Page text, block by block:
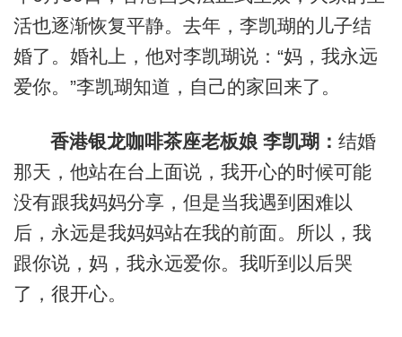
活也逐渐恢复平静。去年，李凯瑚的儿子结
婚了。婚礼上，他对李凯瑚说：“妈，我永远
爱你。”李凯瑚知道，自己的家回来了。
香港银龙咖啡茶座老板娘 李凯瑚： 结婚
那天，他站在台上面说，我开心的时候可能
没有跟我妈妈分享，但是当我遇到困难以
后，永远是我妈妈站在我的前面。所以，我
跟你说，妈，我永远爱你。我听到以后哭
了，很开心。